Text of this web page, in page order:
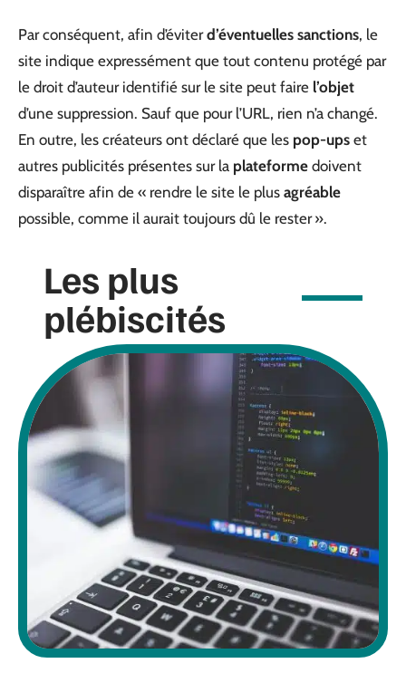
Par conséquent, afin d’éviterd’éventuelles sanctions, le
site indique expressément que tout contenu protégé par
le droit d’auteur identifié sur le site peut faire l’objet
d’une suppression. Sauf que pour l’URL, rien n’a changé.
En outre, les créateurs ont déclaré que les pop-ups et
autres publicités présentes sur la plateforme doivent
disparaître afin de « rendre le site le plus agréable
possible, comme il aurait toujours dû le rester ».
Les plus
plébiscités